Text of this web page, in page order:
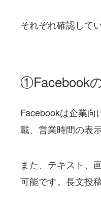
それぞれ確認して
①Facebook
Facebookは企業向
載、営業時間の表
また、テキスト、
可能です。長文投